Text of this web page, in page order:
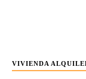
VIVIENDA